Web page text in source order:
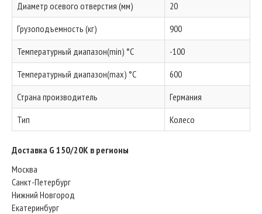
Диаметр осевого отверстия (мм)
20
Грузоподъемность (кг)
900
Температурный диапазон(min) °C
-100
Температурный диапазон(max) °C
600
Страна производитель
Германия
Тип
Колесо
Доставка G 150/20K в регионы
Москва
Санкт-Петербург
Нижний Новгород
Екатеринбург